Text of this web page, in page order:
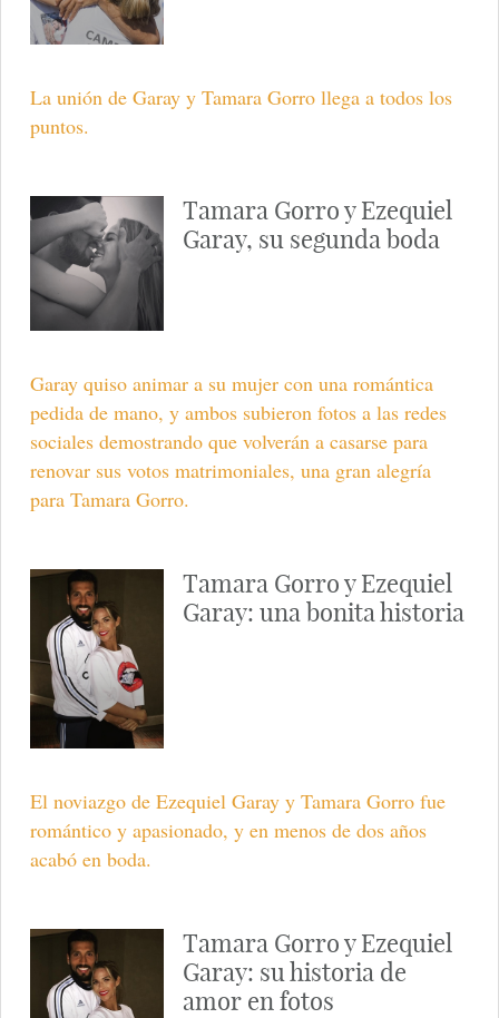
La unión de Garay y Tamara Gorro llega a todos los
puntos.
Tamara Gorro y Ezequiel
Garay, su segunda boda
Garay quiso animar a su mujer con una romántica
pedida de mano, y ambos subieron fotos a las redes
sociales demostrando que volverán a casarse para
renovar sus votos matrimoniales, una gran alegría
para Tamara Gorro.
Tamara Gorro y Ezequiel
Garay: una bonita historia
El noviazgo de Ezequiel Garay y Tamara Gorro fue
romántico y apasionado, y en menos de dos años
acabó en boda.
Tamara Gorro y Ezequiel
Garay: su historia de
amor en fotos